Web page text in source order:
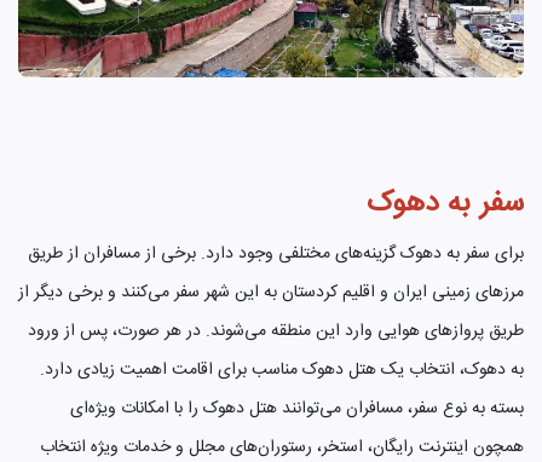
سفر به دهوک
برای سفر به دهوک گزینه‌های مختلفی وجود دارد. برخی از مسافران از طریق
مرزهای زمینی ایران و اقلیم کردستان به این شهر سفر می‌کنند و برخی دیگر از
طریق پروازهای هوایی وارد این منطقه می‌شوند. در هر صورت، پس از ورود
به دهوک، انتخاب یک هتل دهوک مناسب برای اقامت اهمیت زیادی دارد.
بسته به نوع سفر، مسافران می‌توانند هتل دهوک را با امکانات ویژه‌ای
همچون اینترنت رایگان، استخر، رستوران‌های مجلل و خدمات ویژه انتخاب